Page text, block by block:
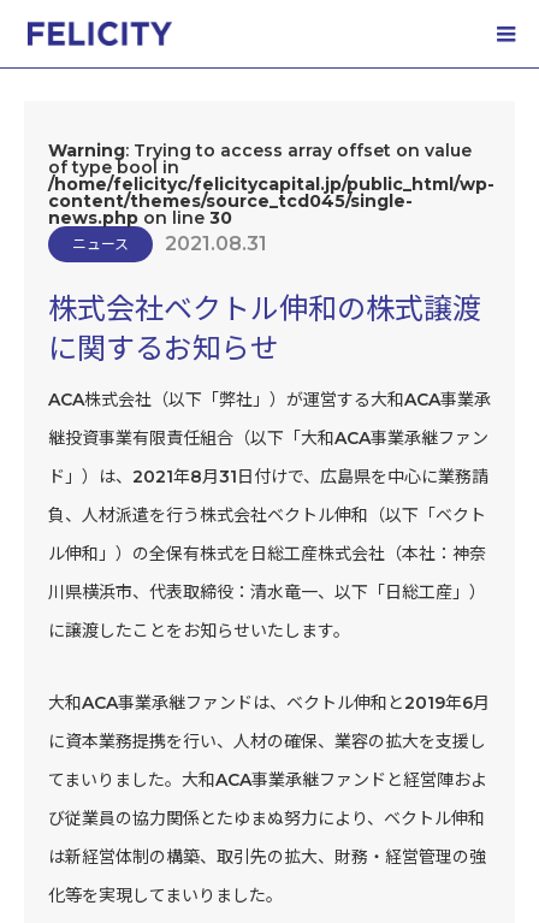
ホーム NEWS 株式会社ベクトル伸和の株式譲渡に関するお知らせ
Warning: Trying to access array offset on value
of type bool in
/home/felicityc/felicitycapital.jp/public_html/wp-
content/themes/source_tcd045/single-
news.php on line 30
ニュース 2021.08.31
株式会社ベクトル伸和の株式譲渡
に関するお知らせ
ACA株式会社（以下「弊社」）が運営する大和ACA事業承
継投資事業有限責任組合（以下「大和ACA事業承継ファン
ド」）は、2021年8月31日付けで、広島県を中心に業務請
負、人材派遣を行う株式会社ベクトル伸和（以下「ベクト
ル伸和」）の全保有株式を日総工産株式会社（本社：神奈
川県横浜市、代表取締役：清水竜一、以下「日総工産」）
に譲渡したことをお知らせいたします。
大和ACA事業承継ファンドは、ベクトル伸和と2019年6月
に資本業務提携を行い、人材の確保、業容の拡大を支援し
てまいりました。大和ACA事業承継ファンドと経営陣およ
び従業員の協力関係とたゆまぬ努力により、ベクトル伸和
は新経営体制の構築、取引先の拡大、財務・経営管理の強
化等を実現してまいりました。